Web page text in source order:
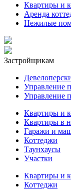
Квартиры и
Аренда
Нежилые
Застройщикам
Управление
Управление
Квартиры и
Квартиры в
Гаражи и
Коттеджи
Таунхаусы
Участки
Квартиры и
Коттеджи